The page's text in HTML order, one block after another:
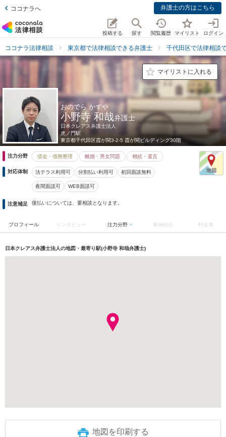
ココナラへ 弁護士の方はこちら
投稿する 探す 閲覧履歴 マイリスト ログイン
ココナラ法律相談 東京都で法律相談できる弁護士 千代田区で法律相談
マイリストに入れる
おのでら かずや
小野寺 和哉弁護士
日本クレアス弁護士法人
虎ノ門駅
東京都千代田区霞が関3-2-5 霞が関ビルディング30階
注力分野 借金・債務整理 離婚・男女問題 相続・遺言
対応体制 法テラス利用可 分割払い利用可 初回面談無料
夜間面談可 WEB面談可
注意補足 後払いについては、要相談となります。
プロフィール インタビュー 注力分野 事例紹介 料金表
日本クレアス弁護士法人の地図・最寄り駅(小野寺 和哉弁護士)
地図を印刷する